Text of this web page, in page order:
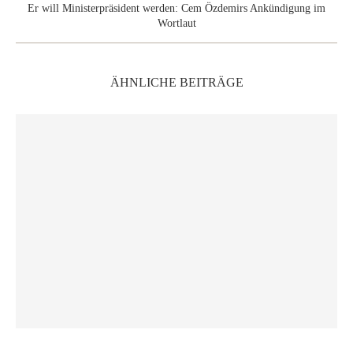
Er will Ministerpräsident werden: Cem Özdemirs Ankündigung im
Wortlaut
ÄHNLICHE BEITRÄGE